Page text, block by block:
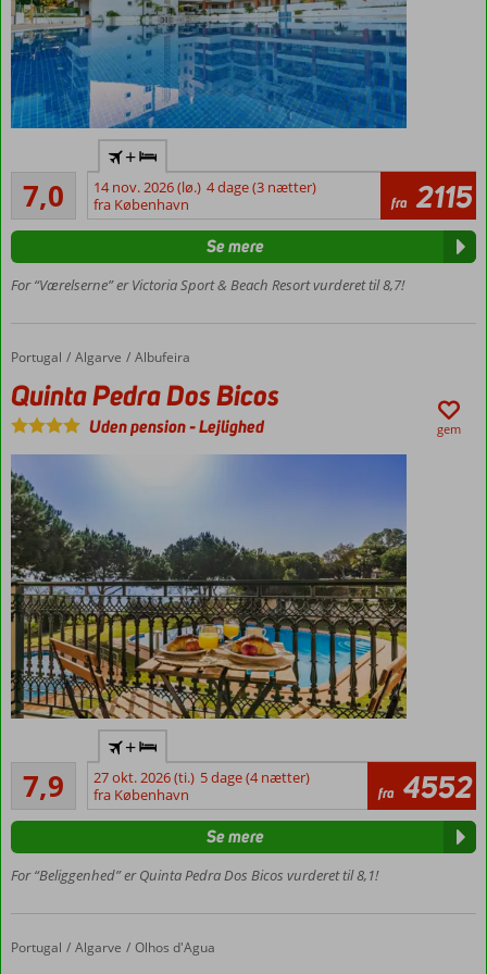
Fredelig og
beliggenhed
Gåafstand
til dejlig
Mange
og flere
for All
Inclusive
plads til 4
7,0
Tilfredsstillende
3
anmeldelser
+
14 nov. 2026 (lø.) 4 dage (3 nætter)
fra København
fra 2115
For “Værelserne” er Victoria Sport & Beach Resort vurderet til 8,7!
Se mere
Forside
Portugal Algarve Albufeira
Quinta Pedra Dos Bicos
Quinta Pedra Dos Bicos
Uden pension-Lejlighed gem
Fantastisk
Flere pools
i grønne
omgivelser
Lejligheder
til 8
Mulighed for
morgenmad,
7,9
Godt
12
anmeldelser
+
27 okt. 2026 (ti.) 5 dage (4 nætter)
fra København
fra 4552
For “Beliggenhed” er Quinta Pedra Dos Bicos vurderet til 8,1!
Se mere
Forside
Portugal Algarve Olhos d'Agua
3HB Guarana